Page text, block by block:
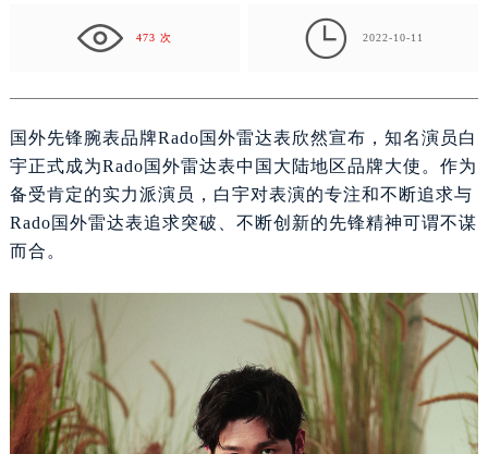
南昌市红谷滩新区红谷中大道998号绿地双子塔（中央广场）A1座办公楼14层07室（需提前预约）
济南市历下区经十路11111号华润中心写字楼（万象城）15层1508室（需提前预约）
广州市越秀区环市东路371-375号世界贸易中心大厦南塔写字楼15层07室（需提前预约）
深圳市罗湖区深南东路5001号华润大厦写字楼17层1701室（需提前预约）
福州市鼓楼区五四路128-1号恒力城写字楼15层03室（需提前预约）
长沙市芙蓉区定王台街道建湘路393号世茂环球金融中心写字楼（芙蓉广场）10层13室（需提前预约）
473 次  2022-10-11
国外先锋腕表品牌Rado国外雷达表欣然宣布，知名演员白
宇正式成为Rado国外雷达表中国大陆地区品牌大使。作为
备受肯定的实力派演员，白宇对表演的专注和不断追求与
Rado国外雷达表追求突破、不断创新的先锋精神可谓不谋
而合。